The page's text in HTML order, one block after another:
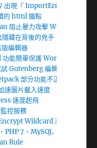
出現『 ImportError:
的 html 錨點
阻止暴力攻擊 WordPress
藏在背後的兇手
編輯器
能簡單保護 WordPress 網站
Gutenberg 編輯器的提示
部分功能不正常運作
速圖片載入速度
速度起飛
控服務
Wildcard 憑證
PHP 7、MySQL（LEMP）使
Rule